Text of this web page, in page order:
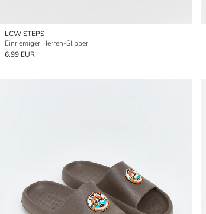
LCW STEPS
Einriemiger Herren-Slipper
6.99 EUR